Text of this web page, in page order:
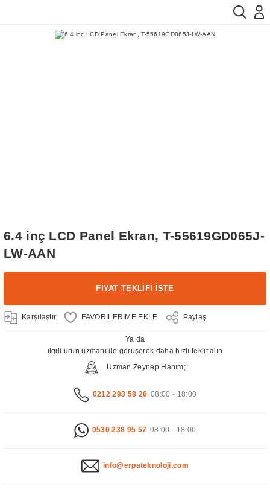
6.4 inç LCD Panel Ekran, T-55619GD065J-
LW-AAN
FİYAT TEKLİFİ İSTE
Karşılaştır Paylaş
Ya da
ilgili ürün uzmanı ile görüşerek daha hızlı teklif alın
Uzman Zeynep Hanım;
0212 293 58 26 08:00 - 18:00
0530 238 95 57 08:00 - 18:00
info@erpateknoloji.com